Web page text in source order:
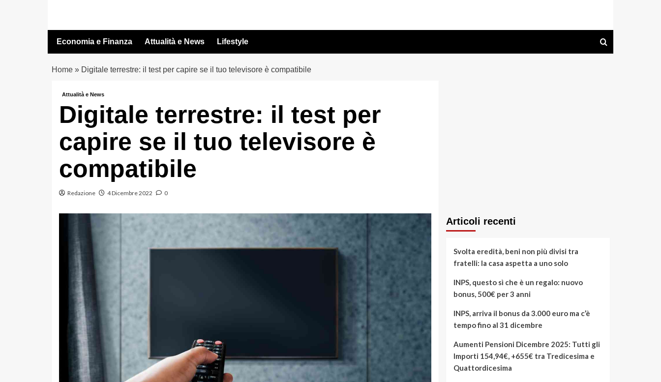
contenuto
Economia e Finanza Attualità e News Lifestyle
Home» Digitale terrestre: il test per capire se il tuo televisore è compatibile
Attualità e News
Digitale terrestre: il test per
capire se il tuo televisore è
compatibile
Redazione 4 Dicembre 2022 0
Articoli recenti
Svolta eredità, beni non più divisi tra
fratelli: la casa aspetta a uno solo
INPS, questo sì che è un regalo: nuovo
bonus, 500€ per 3 anni
INPS, arriva il bonus da 3.000 euro ma c’è
tempo fino al 31 dicembre
Aumenti Pensioni Dicembre 2025: Tutti gli
Importi 154,94€, +655€ tra Tredicesima e
Quattordicesima